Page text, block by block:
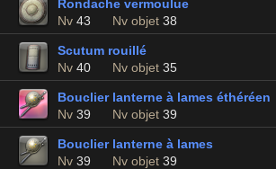
Rondache vermoulue
Nv 43 Nv objet 38
Scutum rouillé
Nv 40 Nv objet 35
Bouclier lanterne à lames éthéréen
Nv 39 Nv objet 39
Bouclier lanterne à lames
Nv 39 Nv objet 39